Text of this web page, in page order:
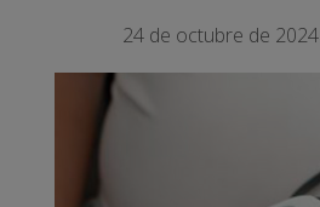
24 de octubre de 2024